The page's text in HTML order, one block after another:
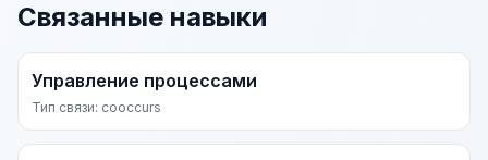
Связанные навыки
Управление процессами
Тип связи: cooccurs